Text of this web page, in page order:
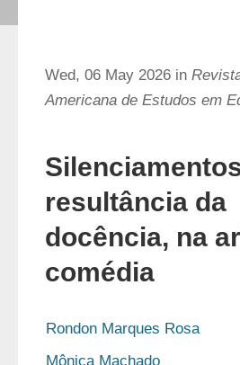
Wed, 06 May 2026 in
Americana de Estudos em
resultância da
docência, na
comédia
Rondon Marques Rosa
Mônica Machado